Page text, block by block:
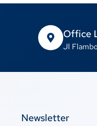
Office
Jl
Newsletter